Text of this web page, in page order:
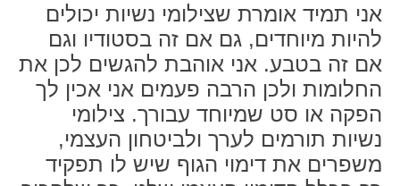
אני תמיד אומרת שצילומי נשיות יכולים
להיות מיוחדים, גם אם זה בסטודיו וגם
אם זה בטבע. אני אוהבת להגשים לכן את
החלומות ולכן הרבה פעמים אני אכין לך
הפקה או סט שמיוחד עבורך. צילומי
נשיות תורמים לערך ולביטחון העצמי,
משפרים את דימוי הגוף שיש לו תפקיד